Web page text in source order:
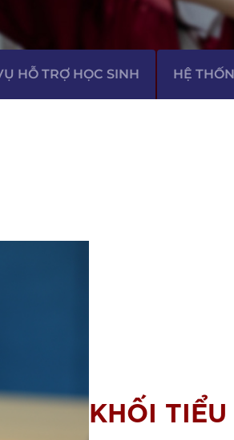
HỖ TRỢ HỌC SINH HỆ
KHỐI